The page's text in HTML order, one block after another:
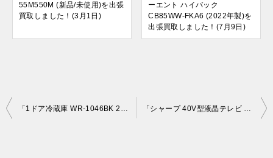
55M550M (新品/未使用)を出張
買取しました！(3月1日)
ーエント ハイバック
CB85WW-FKA6 (2022年製)を
出張買取しました！(7月9日)
投
「1ドア冷蔵庫 WR-1046BK 2017年製」を大阪府豊中市で買取(7月6日) 「シャープ 40V型液晶テレビ AQUOS LC-40E9」を大阪市住吉区で買取(7月16日)